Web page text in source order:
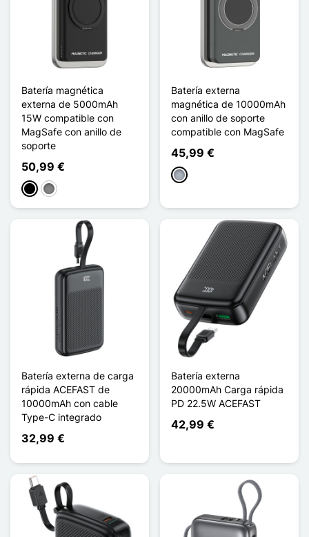
Batería magnética
externa de 5000mAh
15W compatible con
MagSafe con anillo de
soporte
50,99 €
NegroGris Titanium
Batería externa
magnética de 10000mAh
con anillo de soporte
compatible con MagSafe
45,99 €
Gris
Batería externa de carga
rápida ACEFAST de
10000mAh con cable
Type-C integrado
32,99 €
Batería externa
20000mAh Carga rápida
PD 22.5W ACEFAST
42,99 €